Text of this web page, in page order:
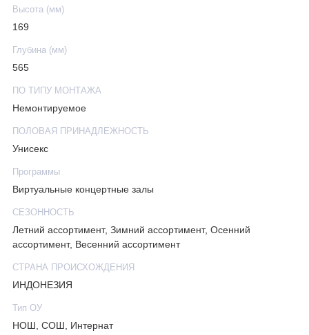
Высота (мм)
169
Глубина (мм)
565
ПО ТИПУ МОНТАЖА
Немонтируемое
ПОЛОВАЯ ПРИНАДЛЕЖНОСТЬ
Унисекс
Программы
Виртуальные концертные залы
СЕЗОННОСТЬ
Летний ассортимент, Зимний ассортимент, Осенний
ассортимент, Весенний ассортимент
СТРАНА ПРОИСХОЖДЕНИЯ
ИНДОНЕЗИЯ
Тип ОУ
НОШ, СОШ, Интернат